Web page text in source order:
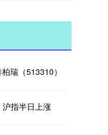
瑞（513310）
指半日上涨